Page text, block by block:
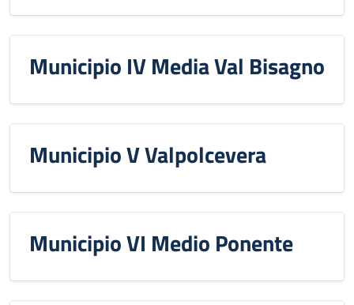
Municipio IV Media Val Bisagno
Municipio V Valpolcevera
Municipio VI Medio Ponente